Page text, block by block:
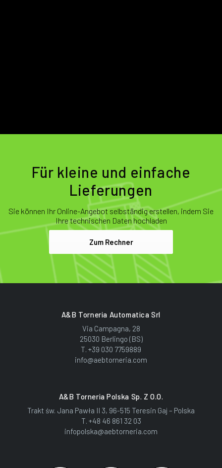
Für kleine und einfache
Lieferungen
Sie können Ihr Online-Angebot selbständig erstellen, indem Sie
Ihre technischen Daten hochladen
Zum Rechner
A&B Torneria Automatica Srl
Via Campagna, 28
25030 Berlingo (BS)
T. +39 030 7759889
info@aebtorneria.com
A&B Torneria Polska Sp. Z O.o.
Trakt św. Jana Pawła II 3, 96-515 Teresin Gaj – Polska
T. +48 46 861 32 03
infopolska@aebtorneria.com